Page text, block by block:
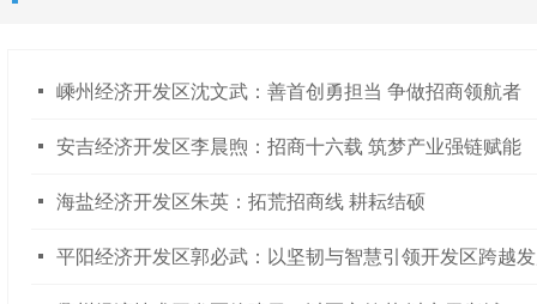
넷 嵊州经济开发区沈文武：善首创勇担当 争做招商领航者
넷 安吉经济开发区李晨煦：招商十六载 筑梦产业强链赋能
넷 海盐经济开发区朱英：拓荒招商线 耕耘结硕
넷 平阳经济开发区郭必武：以坚韧与智慧引领开发区跨越